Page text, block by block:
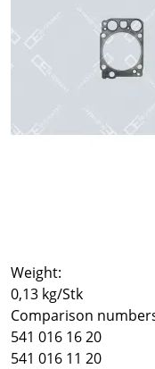
Weight:
0,13 kg/Stk
Comparison
541 016 16 20
541 016 11 20